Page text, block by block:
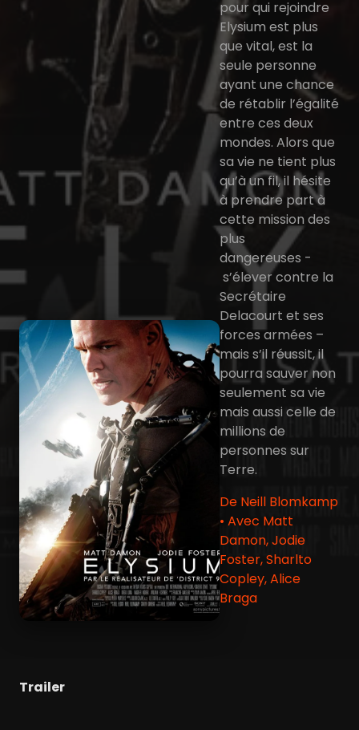
pour qui rejoindre
Elysium est plus
que vital, est la
seule personne
ayant une chance
de rétablir l’égalité
entre ces deux
mondes. Alors que
sa vie ne tient plus
qu’à un fil, il hésite
à prendre part à
cette mission des
plus
dangereuses -
s’élever contre la
Secrétaire
Delacourt et ses
forces armées –
mais s’il réussit, il
pourra sauver non
seulement sa vie
mais aussi celle de
millions de
personnes sur
Terre.
De Neill Blomkamp
• Avec Matt
Damon, Jodie
Foster, Sharlto
Copley, Alice
Braga
Trailer